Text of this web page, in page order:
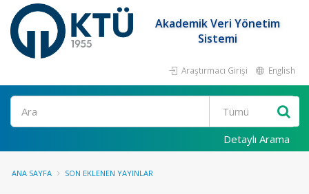
Akademik Veri Yönetim
Sistemi
Araştırmacı Girişi English
Ara
Detaylı Arama
ANA SAYFA SON EKLENEN YAYINLAR